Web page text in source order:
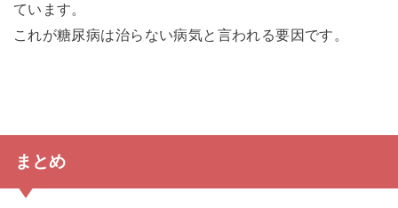
ています。
これが糖尿病は治らない病気と言われる要因です。
まとめ